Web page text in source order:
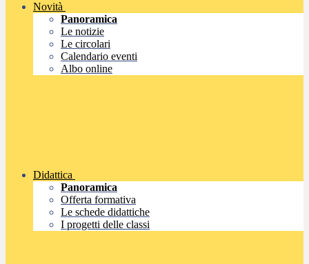
Novità
Panoramica
Le notizie
Le circolari
Calendario eventi
Albo online
Didattica
Panoramica
Offerta formativa
Le schede didattiche
I progetti delle classi